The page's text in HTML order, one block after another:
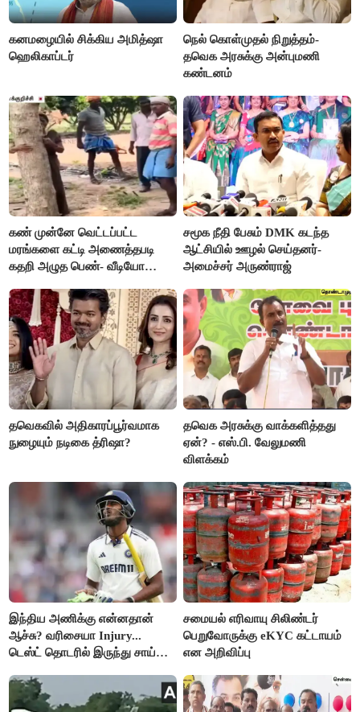
கனமழையில் சிக்கிய அமித்ஷா
ஹெலிகாப்டர்
நெல் கொள்முதல் நிறுத்தம்-
தவெக அரசுக்கு அன்புமணி
கண்டனம்
கண் முன்னே வெட்டப்பட்ட
மரங்களை கட்டி அணைத்தபடி
கதறி அழுத பெண்- வீடியோ
சமூக நீதி பேசும் DMK கடந்த
ஆட்சியில் ஊழல் செய்தனர்-
அமைச்சர் அருண்ராஜ்
தவெகவில் அதிகாரப்பூர்வமாக
நுழையும் நடிகை த்ரிஷா?
தவெக அரசுக்கு வாக்களித்தது
ஏன்? - எஸ்.பி. வேலுமணி
விளக்கம்
இந்திய அணிக்கு என்னதான்
ஆச்சு? வரிசையா Injury...
டெஸ்ட் தொடரில் இருந்து சாய்
சமையல் எரிவாயு சிலிண்டர்
பெறுவோருக்கு eKYC கட்டாயம்
என அறிவிப்பு